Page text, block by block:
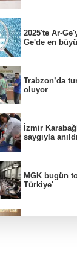
2025'te Ar-
Ge'de en
Trabzon’da
oluyor
İzmir
saygıyla anıldı
MGK bugün
Türkiye'